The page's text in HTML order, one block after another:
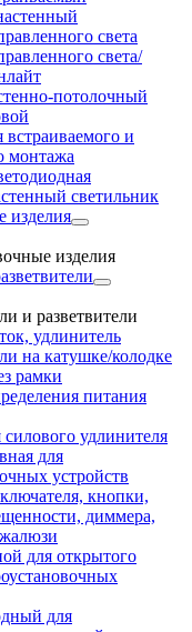
света
света/
потолочный
и
монтажа
светильник
изделия
изделия
и разветвители
удлинитель
на катушке/колодке
рамки
питания
силового удлинителя
для
устройств
кнопки,
диммера,
для открытого
для